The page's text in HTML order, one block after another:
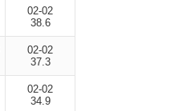
02-02
38.6
02-02
37.3
02-02
34.9